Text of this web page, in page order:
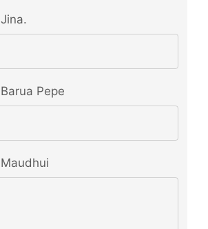
Jina.
Barua Pepe
Maudhui